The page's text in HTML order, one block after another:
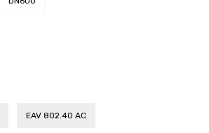
EAV 802.40 AC